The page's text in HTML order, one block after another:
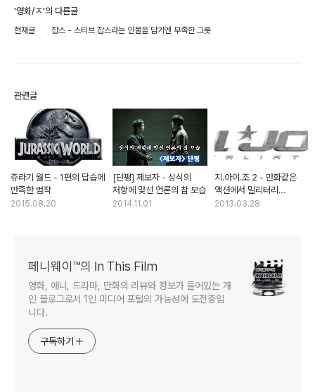
'영화/ㅈ'의 다른글
현재글 잡스 - 스티브 잡스라는 인물을 담기엔 부족한 그릇
관련글
쥬라기 월드 - 1편의 답습에
만족한 범작
2015.08.20
[단평] 제보자 - 상식의
저항에 맞선 언론의 참 모습
2014.11.01
지.아이.조 2 - 만화같은
액션에서 밀리터리
액션으로
2013.03.28
페니웨이™의 In This Film
영화, 애니, 드라마, 만화의 리뷰와 정보가 들어있는 개
인 블로그로서 1인 미디어 포털의 가능성에 도전중입
니다.
구독하기